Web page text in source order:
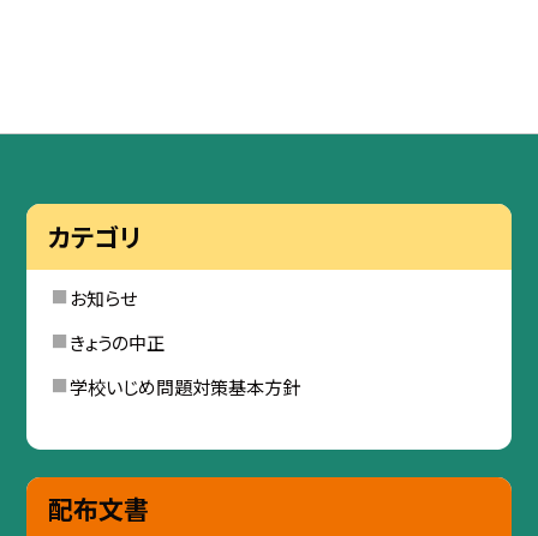
カテゴリ
お知らせ
きょうの中正
学校いじめ問題対策基本方針
配布文書